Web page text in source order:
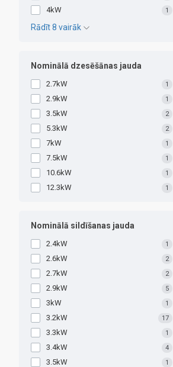
4kW 1
Rādīt 8 vairāk
Nominālā dzesēšānas jauda
2.7kW 1
2.9kW 1
3.5kW 2
5.3kW 2
7kW 1
7.5kW 1
10.6kW 1
12.3kW 1
Nominālā sildīšanas jauda
2.4kW 1
2.6kW 2
2.7kW 2
2.9kW 5
3kW 1
3.2kW 17
3.3kW 1
3.4kW 4
3.5kW 1